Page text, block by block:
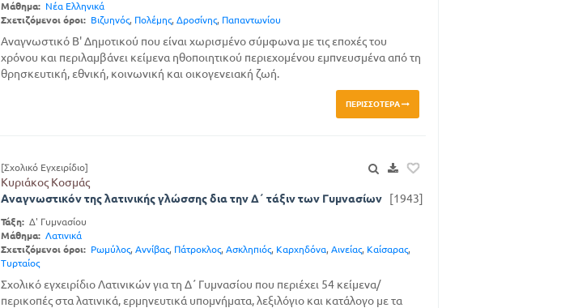
Μάθημα: Νέα Ελληνικά
Σχετιζόμενοι όροι: Βιζυηνός, Πολέμης, Δροσίνης, Παπαντωνίου
Αναγνωστικό Β' Δημοτικού που είναι χωρισμένο σύμφωνα με τις εποχές του
χρόνου και περιλαμβάνει κείμενα ηθοποιητικού περιεχομένου εμπνευσμένα από τη
θρησκευτική, εθνική, κοινωνική και οικογενειακή ζωή.
ΠΕΡΙΣΣΌΤΕΡΑ
[Σχολικό Εγχειρίδιο]
Κυριάκος Κοσμάς
Αναγνωστικόν της λατινικής γλώσσης δια την Δ΄ τάξιν των Γυμνασίων
[1943]
Τάξη:Δ' Γυμνασίου
Μάθημα: Λατινικά
Σχετιζόμενοι όροι: Ρωμύλος, Αννίβας, Πάτροκλος, Ασκληπιός, Καρχηδόνα, Αινείας, Καίσαρας,
Τυρταίος
Σχολικό εγχειρίδιο Λατινικών για τη Δ΄ Γυμνασίου που περιέχει 54 κείμενα/
περικοπές στα λατινικά, ερμηνευτικά υπομνήματα, λεξιλόγιο και κατάλογο με τα